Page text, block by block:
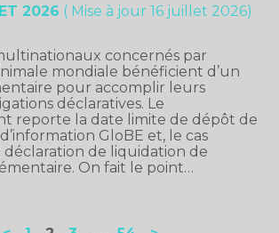
2026 ( Mise à jour 16 juillet 2026)
concernés par
mondiale bénéficient d’un
pour accomplir leurs
déclaratives. Le
reporte la date limite de dépôt de
GloBE et, le cas
déclaration de liquidation de
On fait le point…